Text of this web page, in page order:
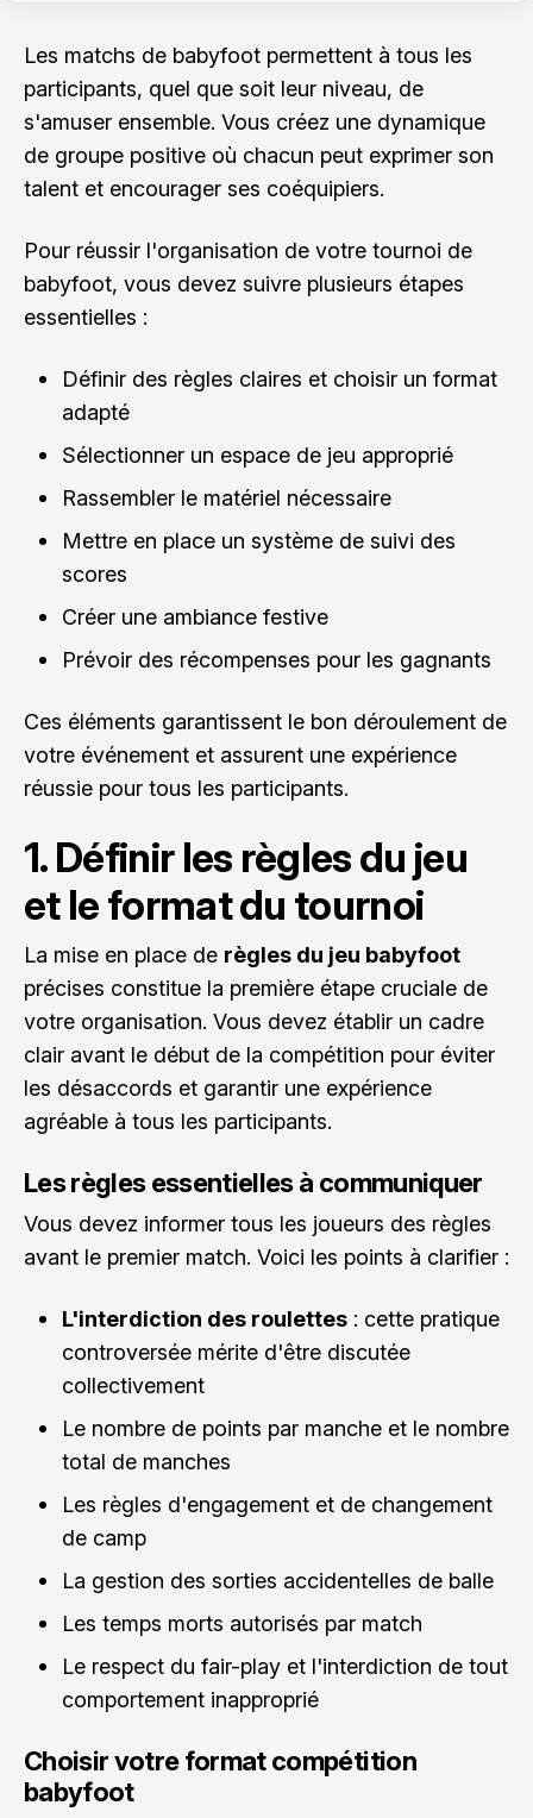
Les matchs de babyfoot permettent à tous les
participants, quel que soit leur niveau, de
s'amuser ensemble. Vous créez une dynamique
de groupe positive où chacun peut exprimer son
talent et encourager ses coéquipiers.
Pour réussir l'organisation de votre tournoi de
babyfoot, vous devez suivre plusieurs étapes
essentielles :
Définir des règles claires et choisir un format
adapté
Sélectionner un espace de jeu approprié
Rassembler le matériel nécessaire
Mettre en place un système de suivi des
scores
Créer une ambiance festive
Prévoir des récompenses pour les gagnants
Ces éléments garantissent le bon déroulement de
votre événement et assurent une expérience
réussie pour tous les participants.
1. Définir les règles du jeu
et le format du tournoi
La mise en place de règles du jeu babyfoot
précises constitue la première étape cruciale de
votre organisation. Vous devez établir un cadre
clair avant le début de la compétition pour éviter
les désaccords et garantir une expérience
agréable à tous les participants.
Les règles essentielles à communiquer
Vous devez informer tous les joueurs des règles
avant le premier match. Voici les points à clarifier :
L'interdiction des roulettes : cette pratique
controversée mérite d'être discutée
collectivement
Le nombre de points par manche et le nombre
total de manches
Les règles d'engagement et de changement
de camp
La gestion des sorties accidentelles de balle
Les temps morts autorisés par match
Le respect du fair-play et l'interdiction de tout
comportement inapproprié
Choisir votre format compétition
babyfoot